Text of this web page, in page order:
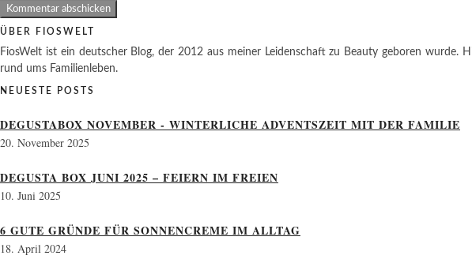
ÜBER FIOSWELT
FiosWelt ist ein deutscher Blog, der 2012 aus meiner Leidenschaft zu Beauty geboren
rund ums Familienleben.
NEUESTE POSTS
DEGUSTABOX NOVEMBER - WINTERLICHE ADVENTSZEIT MIT DER FAMILIE
20. November 2025
DEGUSTA BOX JUNI 2025 – FEIERN IM FREIEN
10. Juni 2025
6 GUTE GRÜNDE FÜR SONNENCREME IM ALLTAG
18. April 2024